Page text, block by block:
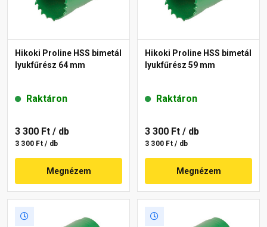
Hikoki Proline HSS bimetál
lyukfűrész 64 mm
Raktáron
3 300 Ft / db
3 300 Ft / db
Megnézem
Hikoki Proline HSS bimetál
lyukfűrész 59 mm
Raktáron
3 300 Ft / db
3 300 Ft / db
Megnézem